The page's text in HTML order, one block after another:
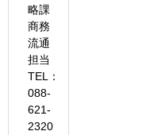
略課
商務
流通
担当
TEL：
088-
621-
2320